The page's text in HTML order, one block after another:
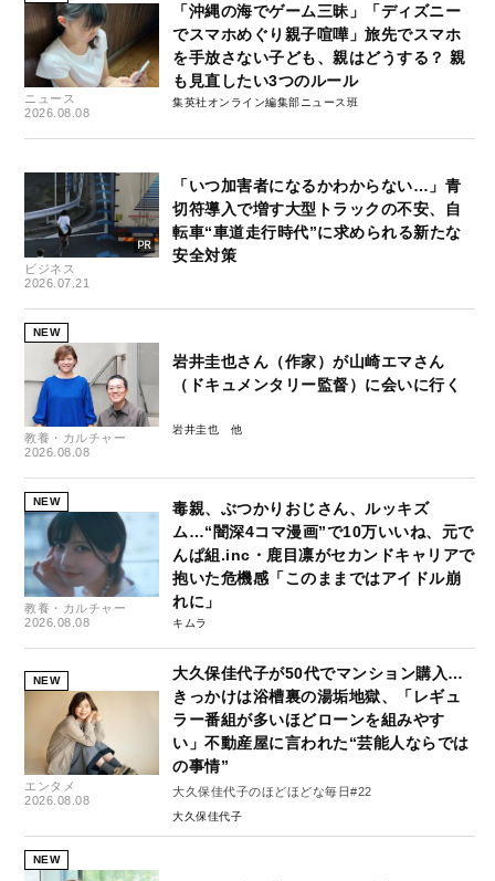
ニュース
2026.08.08
「沖縄の海でゲーム三昧」「ディズニー
でスマホめぐり親子喧嘩」旅先でスマホ
を手放さない子ども、親はどうする？ 親
も見直したい3つのルール
集英社オンライン編集部ニュース班
ビジネス
2026.07.21
「いつ加害者になるかわからない…」青
切符導入で増す大型トラックの不安、自
転車“車道走行時代”に求められる新たな
安全対策
NEW
教養・カルチャー
2026.08.08
岩井圭也さん（作家）が山崎エマさん
（ドキュメンタリー監督）に会いに行く
岩井圭也
NEW
教養・カルチャー
2026.08.08
毒親、ぶつかりおじさん、ルッキズ
ム…“闇深4コマ漫画”で10万いいね、元で
んぱ組.inc・鹿目凛がセカンドキャリアで
抱いた危機感「このままではアイドル崩
れに」
キムラ
NEW
エンタメ
2026.08.08
大久保佳代子が50代でマンション購入…
きっかけは浴槽裏の湯垢地獄、「レギュ
ラー番組が多いほどローンを組みやす
い」不動産屋に言われた“芸能人ならでは
の事情”
大久保佳代子のほどほどな毎日#22
大久保佳代子
NEW